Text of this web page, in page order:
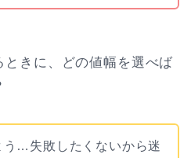
ときに、どの値幅を選べば
う…失敗したくないから迷